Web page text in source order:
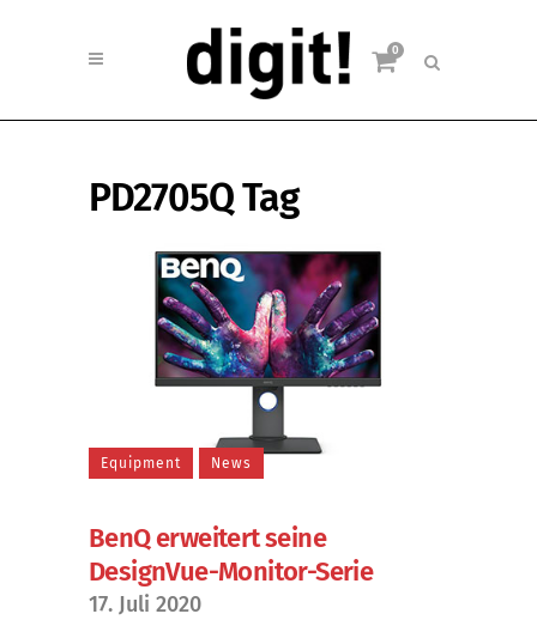
0
PD2705Q Tag
Equipment News
BenQ erweitert seine
DesignVue-Monitor-Serie
17. Juli 2020